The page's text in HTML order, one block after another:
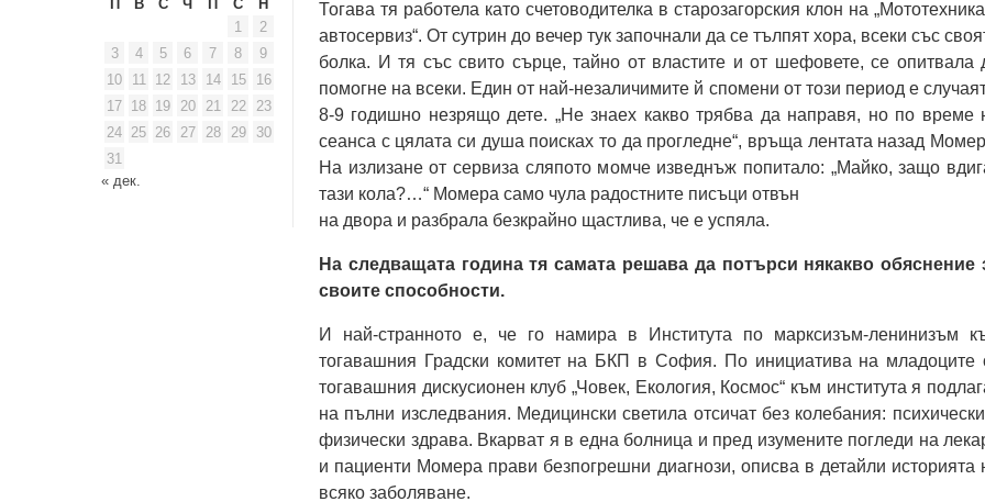
Тогава тя работела като счетоводителка в старозагорския клон на
автосервиз“. От сутрин до вечер тук започнали да се тълпят хора, всеки със
болка. И тя със свито сърце, тайно от властите и от шефовете, се опитвала
помогне на всеки. Един от най-незаличимите й спомени от този период е
8-9 годишно незрящо дете. „Не знаех какво трябва да направя, но по време
сеанса с цялата си душа поисках то да прогледне“, връща лентата назад
На излизане от сервиза сляпото момче изведнъж попитало: „Майко, защо
тази кола?…“ Момера само чула радостните писъци отвън
на двора и разбрала безкрайно щастлива, че е успяла.
На следващата година тя самата решава да потърси някакво обяснение
своите способности.
И най-странното е, че го намира в Института по марксизъм-ленинизъм
тогавашния Градски комитет на БКП в София. По инициатива на младоците
тогавашния дискусионен клуб „Човек, Екология, Космос“ към института я
на пълни изследвания. Медицински светила отсичат без колебания:
физически здрава. Вкарват я в една болница и пред изумените погледи на
и пациенти Момера прави безпогрешни диагнози, описва в детайли историята
всяко заболяване.
П
В С Ч П С
Н
1
2
3
4 5 6 7 8
9
10
11 12 13 14 15
16
17 18 19 20 21 22
23
24 25 26 27 28 29
30
31
« дек.